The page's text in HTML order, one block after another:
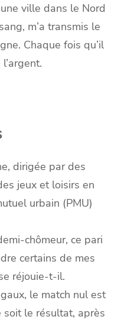
ville dans le Nord
m’a transmis le
Chaque fois qu’il
dirigée par des
jeux et loisirs en
urbain (PMU)
chômeur, ce pari
certains de mes
réjouie-t-il.
le match nul est
le résultat, après